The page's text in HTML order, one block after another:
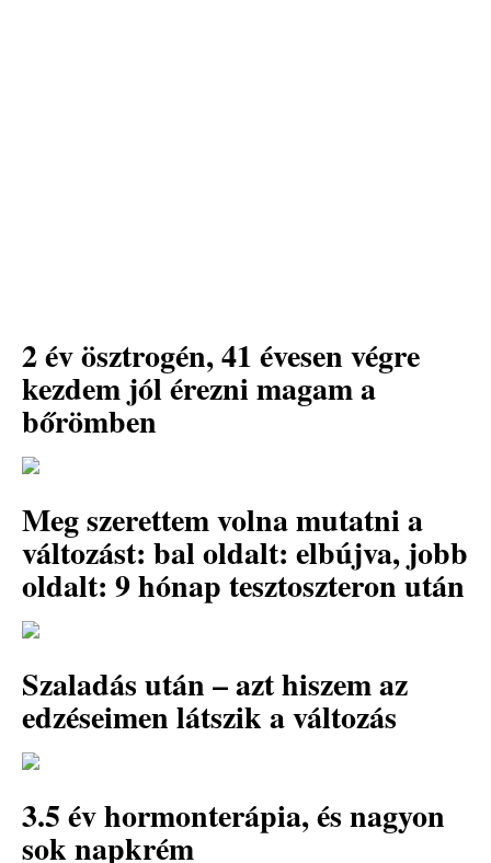
2 év ösztrogén, 41 évesen végre
kezdem jól érezni magam a
bőrömben
Meg szerettem volna mutatni a
változást: bal oldalt: elbújva, jobb
oldalt: 9 hónap tesztoszteron után
Szaladás után – azt hiszem az
edzéseimen látszik a változás
3.5 év hormonterápia, és nagyon
sok napkrém